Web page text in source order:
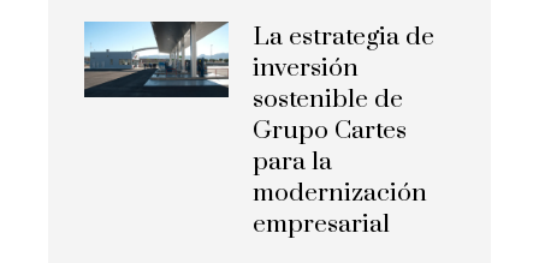
La estrategia de
inversión
sostenible de
Grupo Cartes
para la
modernización
empresarial